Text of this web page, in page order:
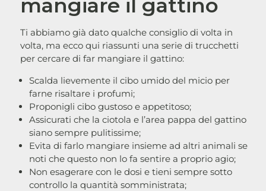
mangiare il gattino
Ti abbiamo già dato qualche consiglio di volta in
volta, ma ecco qui riassunti una serie di trucchetti
per cercare di far mangiare il gattino:
Scalda lievemente il cibo umido del micio per
farne risaltare i profumi;
Proponigli cibo gustoso e appetitoso;
Assicurati che la ciotola e l’area pappa del gattino
siano sempre pulitissime;
Evita di farlo mangiare insieme ad altri animali se
noti che questo non lo fa sentire a proprio agio;
Non esagerare con le dosi e tieni sempre sotto
controllo la quantità somministrata;